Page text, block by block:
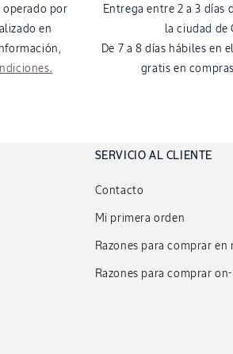
operado por
en
Entrega entre 2 a 3
la ciudad de
De 7 a 8 días hábiles en
gratis en
SERVICIO AL CLIENTE
Contacto
Mi primera orden
Razones para comprar
Razones para comprar